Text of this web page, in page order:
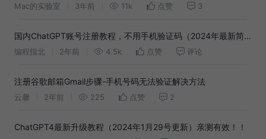
方案！详细步骤100%看明白ChatGPT注册教程！
Mac的实验室 3年前 11k 点赞 3
国内ChatGPT账号注册教程，不用手机验证码（2024年最新简
化版）
编程指北 2年前 4.5k 点赞 评论
注册谷歌邮箱Gmail步骤-手机号码无法验证解决方法
云馨 2年前 225 点赞 2
ChatGPT4最新升级教程（2024年1月29号更新）亲测有效！！